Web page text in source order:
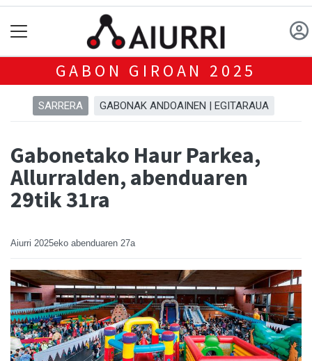
GABON GIROAN 2025
SARRERA GABONAK ANDOAINEN | EGITARAUA
Gabonetako Haur Parkea,
Allurralden, abenduaren
29tik 31ra
Aiurri 2025eko abenduaren 27a